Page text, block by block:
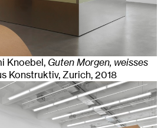
Knoebel, Guten Morgen, weisses
Konstruktiv,Zurich, 2018